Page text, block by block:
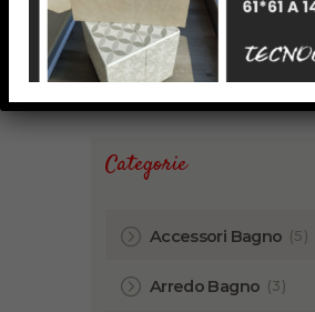
Categorie
Accessori Bagno (5)
Arredo Bagno (3)